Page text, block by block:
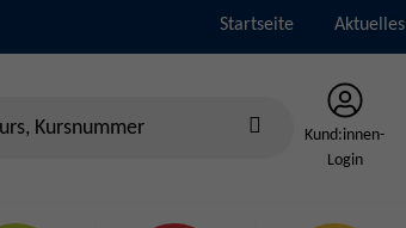
Startseite Aktuelles
Kund:innen-
Login